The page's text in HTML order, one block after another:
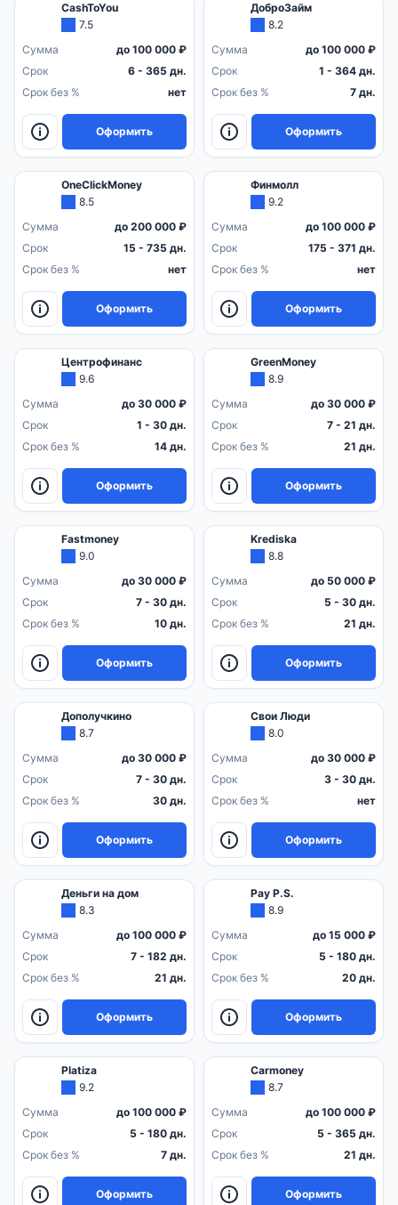
CashToYou
7.5
Сумма
до 100 000 ₽
Срок
6 - 365 дн.
Срок без %
нет
Оформить
ДоброЗайм
8.2
Сумма
до 100 000 ₽
Срок
1 - 364 дн.
Срок без %
7 дн.
Оформить
OneClickMoney
8.5
Сумма
до 200 000 ₽
Срок
15 - 735 дн.
Срок без %
нет
Оформить
Финмолл
9.2
Сумма
до 100 000 ₽
Срок
175 - 371 дн.
Срок без %
нет
Оформить
Центрофинанс
9.6
Сумма
до 30 000 ₽
Срок
1 - 30 дн.
Срок без %
14 дн.
Оформить
GreenMoney
8.9
Сумма
до 30 000 ₽
Срок
7 - 21 дн.
Срок без %
21 дн.
Оформить
Fastmoney
9.0
Сумма
до 30 000 ₽
Срок
7 - 30 дн.
Срок без %
10 дн.
Оформить
Krediska
8.8
Сумма
до 50 000 ₽
Срок
5 - 30 дн.
Срок без %
21 дн.
Оформить
Дополучкино
8.7
Сумма
до 30 000 ₽
Срок
7 - 30 дн.
Срок без %
30 дн.
Оформить
Свои Люди
8.0
Сумма
до 30 000 ₽
Срок
3 - 30 дн.
Срок без %
нет
Оформить
Деньги на дом
8.3
Сумма
до 100 000 ₽
Срок
7 - 182 дн.
Срок без %
21 дн.
Оформить
Pay P.S.
8.9
Сумма
до 15 000 ₽
Срок
5 - 180 дн.
Срок без %
20 дн.
Оформить
Platiza
9.2
Сумма
до 100 000 ₽
Срок
5 - 180 дн.
Срок без %
7 дн.
Оформить
Carmoney
8.7
Сумма
до 100 000 ₽
Срок
5 - 365 дн.
Срок без %
21 дн.
Оформить